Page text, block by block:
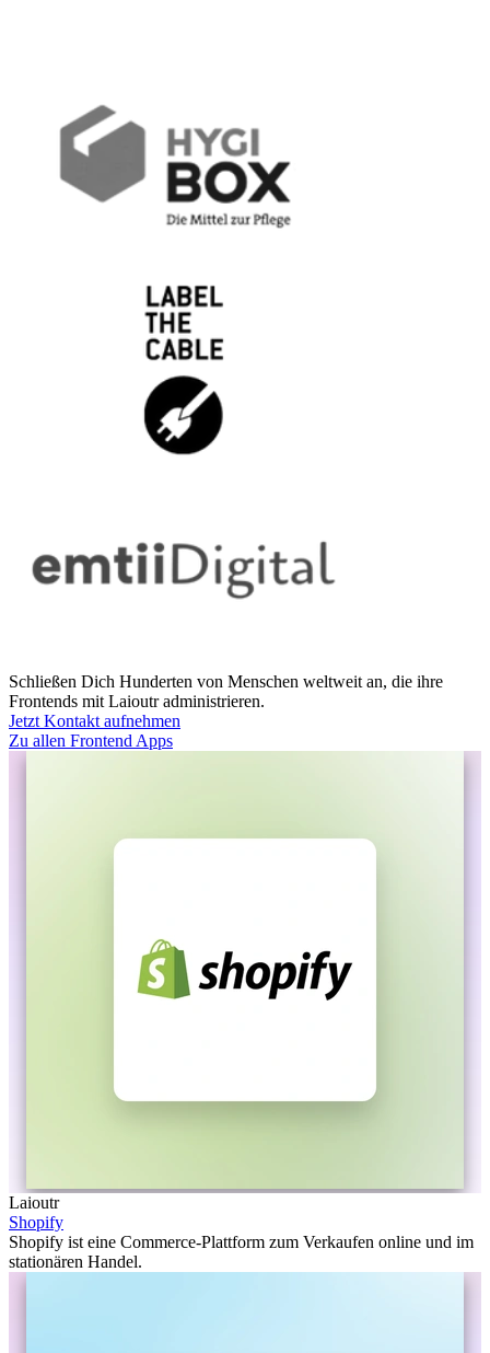
Schließen Dich Hunderten von Menschen weltweit an, die ihre
Frontends mit Laioutr administrieren.
Jetzt Kontakt aufnehmen
Zu allen Frontend Apps
Laioutr
Shopify
Shopify ist eine Commerce-Plattform zum Verkaufen online und im
stationären Handel.